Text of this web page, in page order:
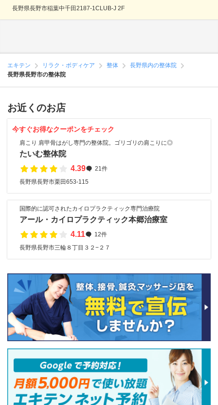
長野県長野市稲葉中千田2187-1CLUB-J 2F
エキテン リラク・ボディケア 整体
長野県内の整体院
長野県長野市の整体院
お近くのお店
今すぐお得なクーポンをチェック
肩こり 肩甲骨はがし専門の整体院。ゴリゴリの肩こりに◎
たいむ整体院
4.39
21件
長野県長野市栗田653-115
国際的に認可されたカイロプラクティック専門治療院
アール・カイロプラクティック本郷治療室
4.11
12件
長野県長野市三輪８丁目３２−２７